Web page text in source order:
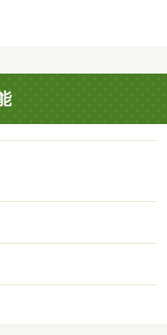
北鉄バス「増泉」停
す。お部屋探しは、お
どうぞ！・バイク置
行料 16500円/室内清